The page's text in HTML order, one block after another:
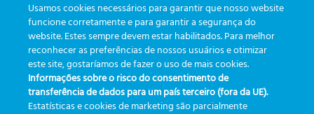
Improving business results
49° CBAC – Congresso
Brasileiro de Análises
Clínicas
Usamos cookies necessários para garantir que nosso website
funcione corretamente e para garantir a segurança do
website. Estes sempre devem estar habilitados. Para melhor
reconhecer as preferências de nossos usuários e otimizar
este site, gostaríamos de fazer o uso de mais cookies.
Informações sobre o risco do consentimento de
transferência de dados para um país terceiro (fora da UE).
Estatísticas e cookies de marketing são parcialmente